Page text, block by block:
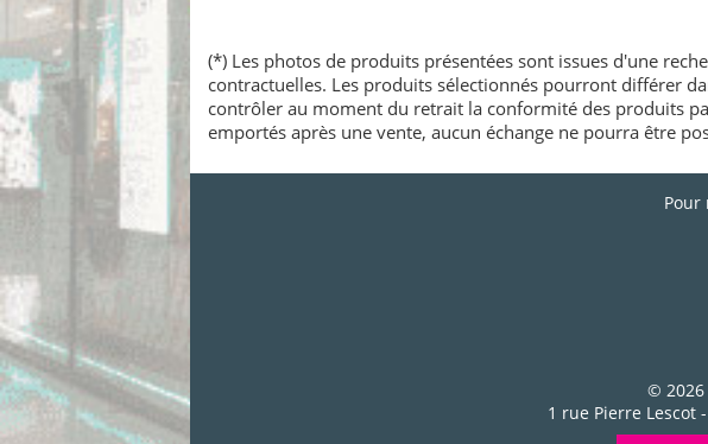
(*) Les photos de produits présentées sont issues d'une
contractuelles. Les produits sélectionnés pourront différer
contrôler au moment du retrait la conformité des produits
emportés après une vente, aucun échange ne pourra être
Pour
© 2026
1 rue Pierre Lescot